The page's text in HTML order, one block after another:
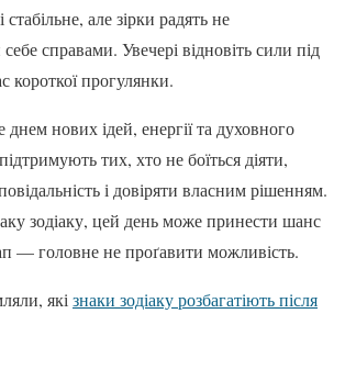
стабільне, але зірки радять не
справами. Увечері відновіть сили під
короткої прогулянки.
днем нових ідей, енергії та духовного
тих, хто не боїться діяти,
і довіряти власним рішенням.
зодіаку, цей день може принести шанс
— головне не проґавити можливість.
які знаки зодіаку розбагатіють після